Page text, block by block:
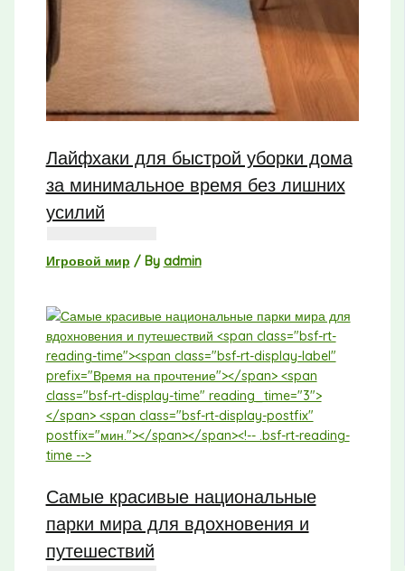
Лайфхаки для быстрой уборки дома
за минимальное время без лишних
усилий
Игровой мир / By admin
Самые красивые национальные
парки мира для вдохновения и
путешествий